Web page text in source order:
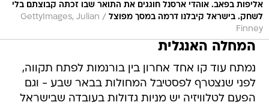
אליפות בפאב. אוהדי ארסנל חוגגים את התואר שבו זכתה קבוצתם בלי
לשחק. בישראל קיבלנו דרמה במסך מפוצל /
GettyImages, Julian
Finney
המחלה האנגלית
נמתח עוד קו אחד אחרון בין בורנמות לפתח תקווה,
לפני שנצטרף לפסטיבל המחולות בבאר שבע - וגם
הפעם לטלוויזיה יש מניות גדולות בעובדה שבישראל